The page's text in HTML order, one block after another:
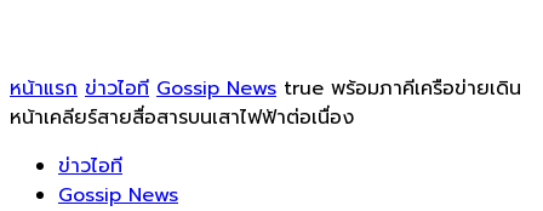
หน้าแรก ข่าวไอที Gossip News true พร้อมภาคีเครือข่ายเดิน
หน้าเคลียร์สายสื่อสารบนเสาไฟฟ้าต่อเนื่อง
ข่าวไอที
Gossip News